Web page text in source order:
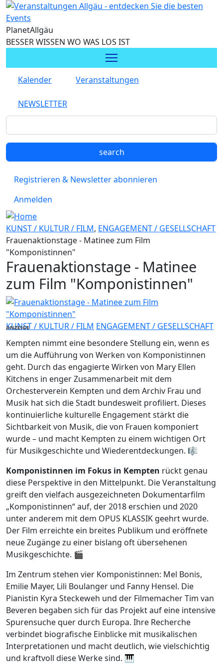
Direkt zum Inhalt
PlanetAllgäu
BESSER WISSEN WO WAS LOS IST
Kalender Veranstaltungen
NEWSLETTER
Registrieren & Newsletter abonnieren
Anmelden
KUNST / KULTUR / FILM, ENGAGEMENT / GESELLSCHAFT
Frauenaktionstage - Matinee zum Film
"Komponistinnen"
Frauenaktionstage - Matinee
zum Film "Komponistinnen"
KUNST / KULTUR / FILM ENGAGEMENT / GESELLSCHAFT
ANZEIGE
Kempten nimmt eine besondere Stellung ein, wenn es
um die Aufführung von Werken von Komponistinnen
geht. Durch das engagierte Wirken von Mary Ellen
Kitchens in enger Zusammenarbeit mit dem
Orchesterverein Kempten und dem Archiv Frau und
Musik hat sich die Stadt bundesweit profiliert. Dieses
kontinuierliche kulturelle Engagement stärkt die
Sichtbarkeit von Musik, die von Frauen komponiert
wurde – und macht Kempten zu einem wichtigen Ort
für Musikgeschichte und Wiederentdeckungen. 🎼
Komponistinnen im Fokus in Kempten rückt genau
diese Perspektive in den Mittelpunkt. Die Veranstaltung
greift den vielfach ausgezeichneten Dokumentarfilm
„Komponistinnen“ auf, der 2018 erschien und 2020
unter anderem mit dem OPUS KLASSIK geehrt wurde.
Der Film erreichte ein breites Publikum und eröffnete
neue Zugänge zu einer bislang oft übersehenen
Musikgeschichte. 🎬
Im Zentrum stehen vier Komponistinnen: Mel Bonis,
Emilie Mayer, Lili Boulanger und Fanny Hensel. Die
Pianistin Kyra Steckeweh und der Filmemacher Tim van
Beveren begaben sich für das Projekt auf eine intensive
Spurensuche quer durch Europa. Ihre Recherche
verbindet biografische Einblicke mit musikalischen
Interpretationen und macht deutlich, wie vielschichtig
und kraftvoll diese Werke sind. 🎹